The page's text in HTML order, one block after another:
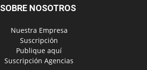
SOBRE NOSOTROS
‎ Nuestra Empresa
‎ Suscripción
‎ Publique aquí
‎ Suscripción Agencias